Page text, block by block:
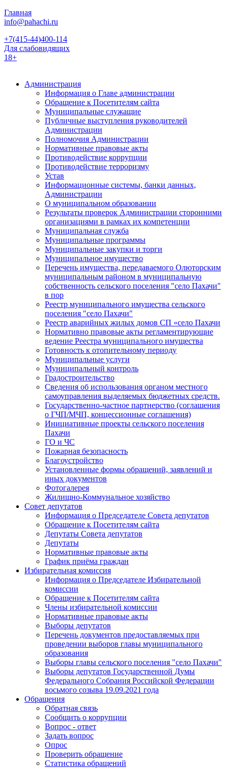
Главная
info@pahachi.ru
+7(415-44)400-114
Для слабовидящих
18+
Администрация
Информация о Главе администрации
Обращение к Посетителям сайта
Муниципальные служащие
Публичные выступления руководителей
Администрации
Полномочия Администрации
Нормативные правовые акты
Противодействие коррупции
Противодействие терроризму
Устав
Информационные системы, банки данных,
Администрации
О муниципальном образовании
Результаты проверок Администрации сторонними
организациями в рамках их компетенции
Муниципальная служба
Муниципальные программы
Муниципальные закупки и торги
Муниципальное имущество
Перечень имущества, передаваемого Олюторским
муниципальным районом в муниципальную
собственность сельского поселения "село Пахачи"
в пор
Реестр муниципального имущества сельского
поселения "село Пахачи"
Реестр аварийных жилых домов СП «село Пахачи
Нормативно правовые акты регламентирующие
ведение Реестра муниципального имущества
Готовность к отопительному периоду
Муниципальные услуги
Муниципальный контроль
Градостроительство
Сведения об использования органом местного
самоуправления выделяемых бюджетных средств.
Государственно-частное партнерство (соглашения
о ГЧП/МЧП, концессионные соглашения)
Инициативные проекты сельского поселения
Пахачи
ГО и ЧС
Пожарная безопасность
Благоустройство
Установленные формы обращений, заявлений и
иных документов
Фотогалерея
Жилищно-Коммунальное хозяйство
Совет депутатов
Информация о Председателе Совета депутатов
Обращение к Посетителям сайта
Депутаты Совета депутатов
Депутаты
Нормативные правовые акты
График приёма граждан
Избирательная комиссия
Информация о Председателе Избирательной
комиссии
Обращение к Посетителям сайта
Члены избирательной комиссии
Нормативные правовые акты
Выборы депутатов
Перечень документов предоставляемых при
проведении выборов главы муниципального
образования
Выборы главы сельского поселения "село Пахачи"
Выборы депутатов Государственной Думы
Федерального Собрания Российской Федерации
восьмого созыва 19.09.2021 года
Обращения
Обратная связь
Сообщить о коррупции
Вопрос - ответ
Задать вопрос
Опрос
Проверить обращение
Статистика обращений